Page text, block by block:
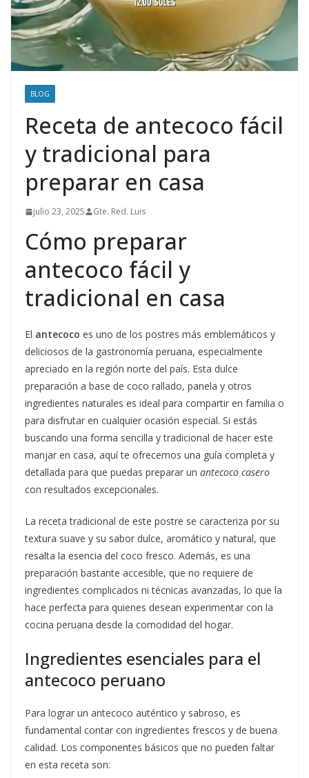
BLOG
Receta de antecoco fácil
y tradicional para
preparar en casa
julio 23, 2025 Gte. Red. Luis
Cómo preparar
antecoco fácil y
tradicional en casa
El antecoco es uno de los postres más emblemáticos y
deliciosos de la gastronomía peruana, especialmente
apreciado en la región norte del país. Esta dulce
preparación a base de coco rallado, panela y otros
ingredientes naturales es ideal para compartir en familia o
para disfrutar en cualquier ocasión especial. Si estás
buscando una forma sencilla y tradicional de hacer este
manjar en casa, aquí te ofrecemos una guía completa y
detallada para que puedas preparar un antecoco casero
con resultados excepcionales.
La receta tradicional de este postre se caracteriza por su
textura suave y su sabor dulce, aromático y natural, que
resalta la esencia del coco fresco. Además, es una
preparación bastante accesible, que no requiere de
ingredientes complicados ni técnicas avanzadas, lo que la
hace perfecta para quienes desean experimentar con la
cocina peruana desde la comodidad del hogar.
Ingredientes esenciales para el
antecoco peruano
Para lograr un antecoco auténtico y sabroso, es
fundamental contar con ingredientes frescos y de buena
calidad. Los componentes básicos que no pueden faltar
en esta receta son: